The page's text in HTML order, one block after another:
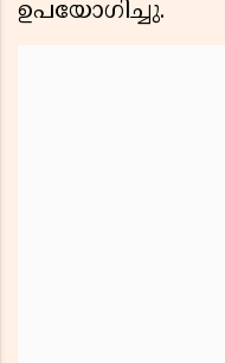
ഉപയോഗിച്ചു.